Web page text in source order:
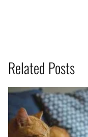
Related Posts